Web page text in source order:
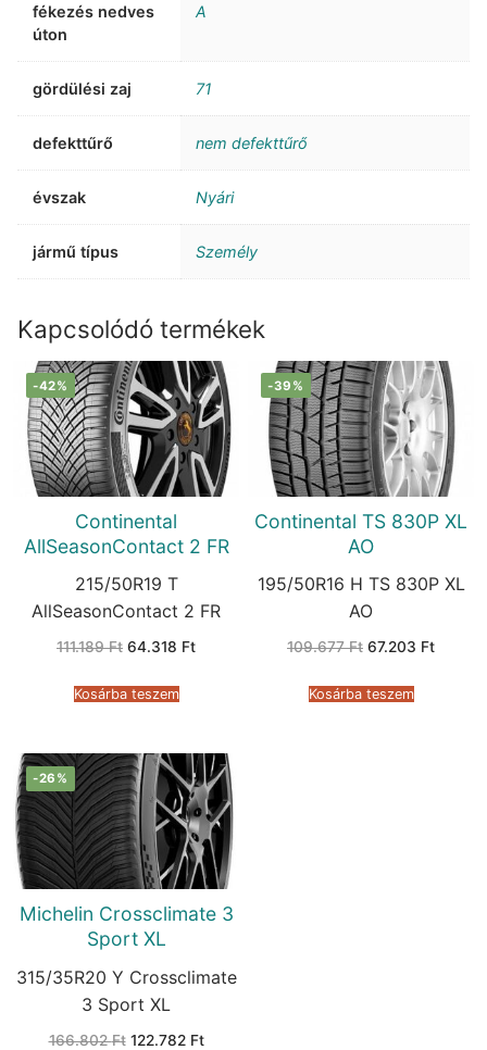
fékezés nedves
úton
A
gördülési zaj 71
defekttűrő nem defekttűrő
évszak Nyári
jármű típus Személy
Kapcsolódó termékek
-42%
Continental
AllSeasonContact 2 FR
215/50R19 T
AllSeasonContact 2 FR
111.189Ft Original
111.189 Ft.
64.318 FtCurrent
Kosárba teszem
-39%
Continental TS 830P XL
AO
195/50R16 H TS 830P XL
AO
109.677Ft Original
109.677 Ft.
67.203 FtCurrent
Kosárba teszem
-26%
Michelin Crossclimate 3
Sport XL
315/35R20 Y Crossclimate
3 Sport XL
166.802Ft Original
122.782 FtCurrent